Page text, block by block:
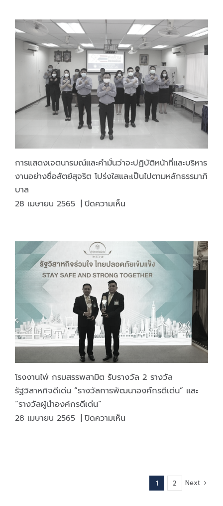
งาน
ด้าน
การ
ประเมิน
คุณธรรม
และ
ความ
โปร่งใส
ใน
การ
งาน
ของ
หน่วย
รัฐ
การแสดงเจตนารมณ์และคำมั่นว่าจะปฏิบัติหน้าที่และบริหาร
งานอย่างซื่อสัตย์สุจริต โปร่งใสและเป็นไปตามหลักธรรมาภิ
บาล
28 เมษายน 2565 | ปิดความเห็นบน
เจตนารมณ์
คำมั่น
ว่า
ปฏิบัติ
หน้าที่
และ
บริหาร
งาน
ซื่อสัตย์
สุจริต
โปร่งใส
เป็น
โรงงานไพ่ กรมสรรพสามิต รับรางวัล 2 รางวัล
รัฐวิสาหกิจดีเด่น “รางวัลการพัฒนาองค์กรดีเด่น” และ
“รางวัลผู้นำองค์กรดีเด่น”
28 เมษายน 2565 ปิดความเห็นบน
1 2 Next